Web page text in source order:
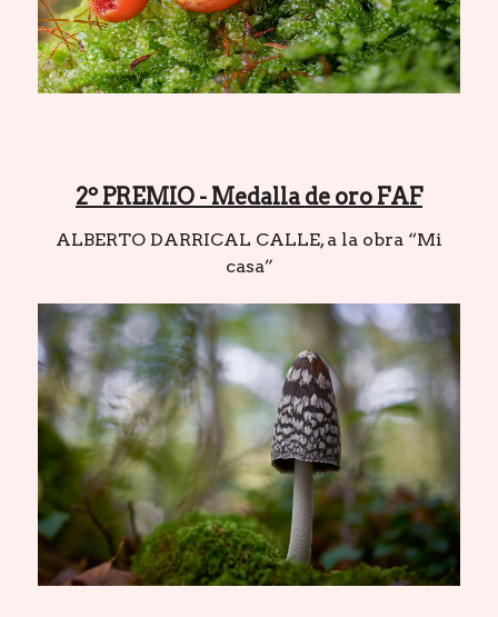
2º PREMIO - Medalla de oro FAF
ALBERTO DARRICAL CALLE, a la obra “Mi
casa”